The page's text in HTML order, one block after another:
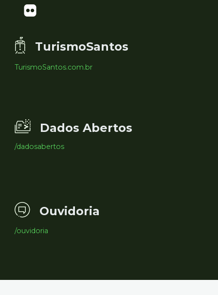
TurismoSantos
TurismoSantos.com.br
Dados Abertos
/dadosabertos
Ouvidoria
/ouvidoria